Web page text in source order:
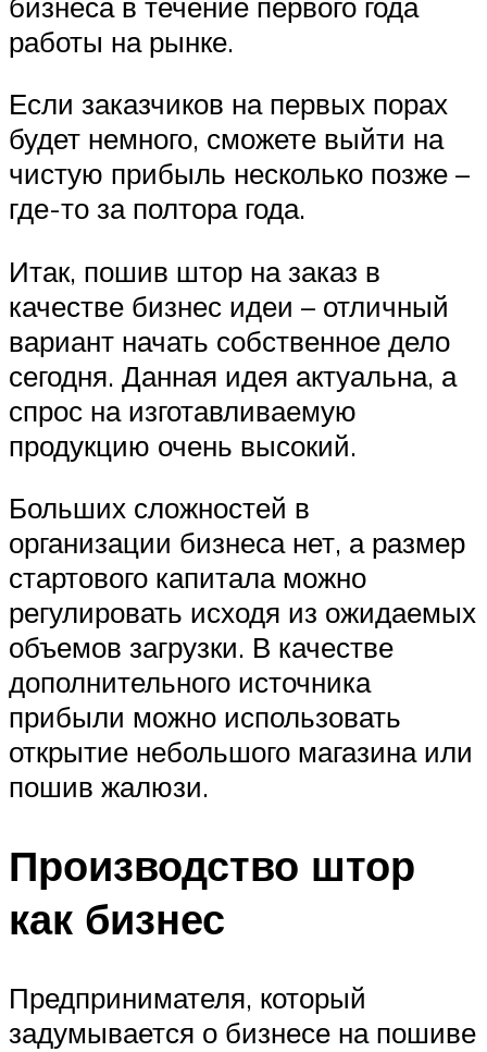
работы на рынке.
Если заказчиков на первых порах
будет немного, сможете выйти на
чистую прибыль несколько позже –
где-то за полтора года.
Итак, пошив штор на заказ в
качестве бизнес идеи – отличный
вариант начать собственное дело
сегодня. Данная идея актуальна, а
спрос на изготавливаемую
продукцию очень высокий.
Больших сложностей в
организации бизнеса нет, а размер
стартового капитала можно
регулировать исходя из ожидаемых
объемов загрузки. В качестве
дополнительного источника
прибыли можно использовать
открытие небольшого магазина или
пошив жалюзи.
Производство штор
как бизнес
Предпринимателя, который
задумывается о бизнесе на пошиве